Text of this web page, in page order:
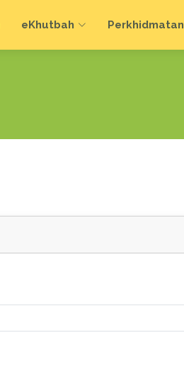
eKhutbah Perkhidmatan